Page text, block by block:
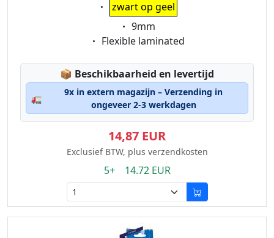
zwart op geel
Eigenschaft:
9mm
Eigenschaft:
Flexible laminated
📦 Lagerstatus:
Beschikbaarheid en levertijd
🚛
9x in extern magazijn – Verzending in
ongeveer 2-3 werkdagen
14,87 EUR
Exclusief BTW, plus verzendkosten
5+ 14.72 EUR